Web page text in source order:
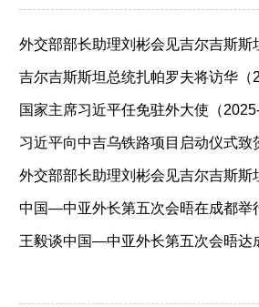
外交部部长助理刘彬会见吉尔吉斯斯
吉尔吉斯斯坦总统扎帕罗夫将访华（
国家主席习近平任免驻外大使（2025-
习近平向中吉乌铁路项目启动仪式致
外交部部长助理刘彬会见吉尔吉斯斯
中国—中亚外长第五次会晤在成都举
王毅谈中国—中亚外长第五次会晤达